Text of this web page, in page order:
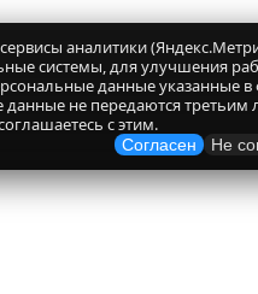
аналитики
системы, для улучшения
данные указанные
данные не передаются третьим
с этим.
Согласен Не